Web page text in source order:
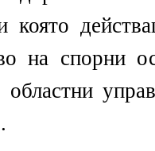
която
на спорни
областни